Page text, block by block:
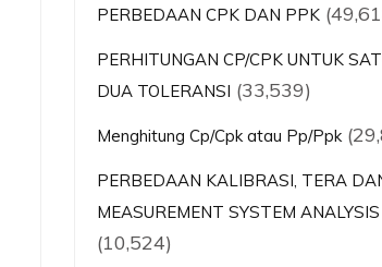
PERBEDAAN CPK DAN PPK
PERHITUNGAN CP/CPK UNTUK
DUA TOLERANSI (33,539)
Menghitung Cp/Cpk atau Pp/Ppk
PERBEDAAN KALIBRASI, TERA
MEASUREMENT SYSTEM
(10,524)